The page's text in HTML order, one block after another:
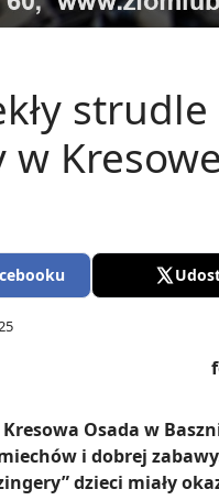
Osada w
i dobrej
dzieci miały